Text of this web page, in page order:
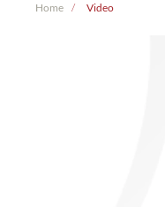
Home Video